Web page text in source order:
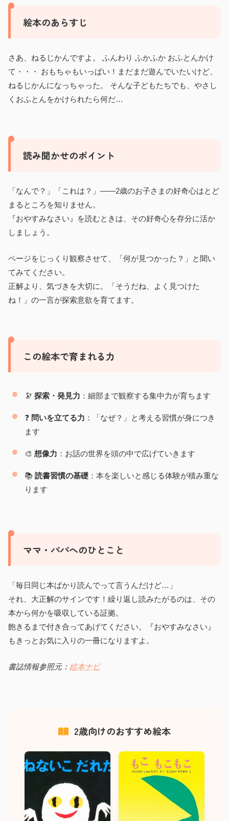
絵本のあらすじ
さあ、ねるじかんですよ。 ふんわり ふかふか おふとんかけ
て・・・ おもちゃもいっぱい！まだまだ遊んでいたいけど、
ねるじかんになっちゃった。 そんな子どもたちでも、やさし
くおふとんをかけられたら何だ…
読み聞かせのポイント
「なんで？」「これは？」——2歳のお子さまの好奇心はとど
まるところを知りません。
『おやすみなさい』を読むときは、その好奇心を存分に活か
しましょう。
ページをじっくり観察させて、「何が見つかった？」と聞い
てみてください。
正解より、気づきを大切に。「そうだね、よく見つけた
ね！」の一言が探索意欲を育てます。
この絵本で育まれる力
🔭 探索・発見力 ：細部まで観察する集中力が育ちます
❓ 問いを立てる力 ：「なぜ？」と考える習慣が身につき
ます
🎨 想像力 ：お話の世界を頭の中で広げていきます
📚 読書習慣の基礎 ：本を楽しいと感じる体験が積み重な
ります
ママ・パパへのひとこと
「毎日同じ本ばかり読んでって言うんだけど…」
それ、大正解のサインです！繰り返し読みたがるのは、その
本から何かを吸収している証拠。
飽きるまで付き合ってあげてください。『おやすみなさい』
もきっとお気に入りの一冊になりますよ。
書誌情報参照元： 絵本ナビ
2歳向けのおすすめ絵本